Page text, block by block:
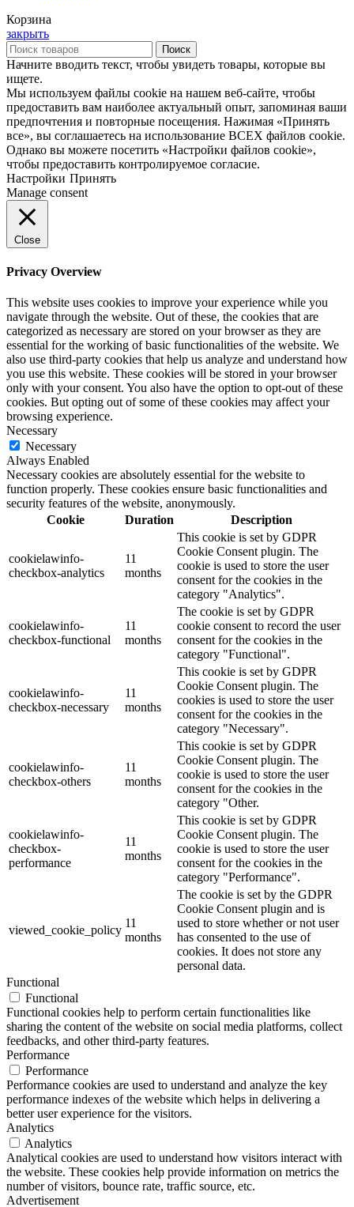
Корзина
закрыть
Поиск
Начните вводить текст, чтобы увидеть товары, которые вы
ищете.
Мы используем файлы cookie на нашем веб-сайте, чтобы
предоставить вам наиболее актуальный опыт, запоминая ваши
предпочтения и повторные посещения. Нажимая «Принять
все», вы соглашаетесь на использование ВСЕХ файлов cookie.
Однако вы можете посетить «Настройки файлов cookie»,
чтобы предоставить контролируемое согласие.
Настройки Принять
Manage consent
Close
Privacy Overview
This website uses cookies to improve your experience while you
navigate through the website. Out of these, the cookies that are
categorized as necessary are stored on your browser as they are
essential for the working of basic functionalities of the website. We
also use third-party cookies that help us analyze and understand how
you use this website. These cookies will be stored in your browser
only with your consent. You also have the option to opt-out of these
cookies. But opting out of some of these cookies may affect your
browsing experience.
Necessary
Necessary
Always Enabled
Necessary cookies are absolutely essential for the website to
function properly. These cookies ensure basic functionalities and
security features of the website, anonymously.
Cookie
Duration Description
cookielawinfo-
checkbox-analytics
11
months
This cookie is set by GDPR
Cookie Consent plugin. The
cookie is used to store the user
consent for the cookies in the
category "Analytics".
cookielawinfo-
checkbox-functional
11
months
The cookie is set by GDPR
cookie consent to record the user
consent for the cookies in the
category "Functional".
cookielawinfo-
checkbox-necessary
11
months
This cookie is set by GDPR
Cookie Consent plugin. The
cookies is used to store the user
consent for the cookies in the
category "Necessary".
cookielawinfo-
checkbox-others
11
months
This cookie is set by GDPR
Cookie Consent plugin. The
cookie is used to store the user
consent for the cookies in the
category "Other.
cookielawinfo-
checkbox-
performance
11
months
This cookie is set by GDPR
Cookie Consent plugin. The
cookie is used to store the user
consent for the cookies in the
category "Performance".
viewed_cookie_policy
11
months
The cookie is set by the GDPR
Cookie Consent plugin and is
used to store whether or not user
has consented to the use of
cookies. It does not store any
personal data.
Functional
Functional
Functional cookies help to perform certain functionalities like
sharing the content of the website on social media platforms, collect
feedbacks, and other third-party features.
Performance
Performance
Performance cookies are used to understand and analyze the key
performance indexes of the website which helps in delivering a
better user experience for the visitors.
Analytics
Analytics
Analytical cookies are used to understand how visitors interact with
the website. These cookies help provide information on metrics the
number of visitors, bounce rate, traffic source, etc.
Advertisement